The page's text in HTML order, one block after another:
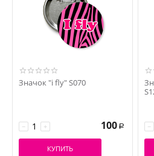
Значок "i fly" S070
+
− 100 Р
КУПИТЬ
−